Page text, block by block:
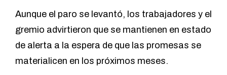
Aunque el paro se levantó, los trabajadores y el
gremio advirtieron que se mantienen en estado
de alerta a la espera de que las promesas se
materialicen en los próximos meses.